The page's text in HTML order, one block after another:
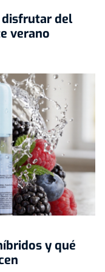
disfrutar del
verano
y qué